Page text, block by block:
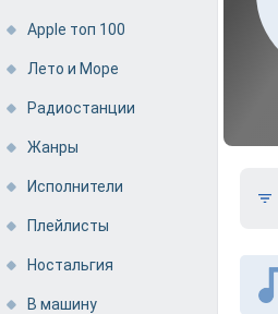
Apple топ 100
Лето и Море
Радиостанции
Жанры
Исполнители
Плейлисты
Ностальгия
В машину